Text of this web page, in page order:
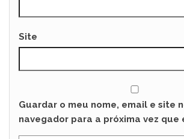
Site
Guardar o meu nome, email e site
navegador para a próxima vez que